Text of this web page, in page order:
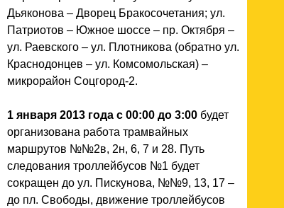
Дьяконова – Дворец Бракосочетания; ул.
Патриотов – Южное шоссе – пр. Октября –
ул. Раевского – ул. Плотникова (обратно ул.
Краснодонцев – ул. Комсомольская) –
микрорайон Соцгород-2.
1 января 2013 года с 00:00 до 3:00 будет
организована работа трамвайных
маршрутов №№2в, 2н, 6, 7 и 28. Путь
следования троллейбусов №1 будет
сокращен до ул. Пискунова, №№9, 13, 17 –
до пл. Свободы, движение троллейбусов